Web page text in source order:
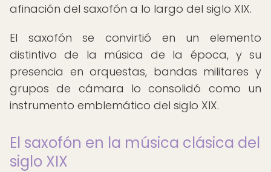
afinación del saxofón a lo largo del siglo XIX.
El saxofón se convirtió en un elemento
distintivo de la música de la época, y su
presencia en orquestas, bandas militares y
grupos de cámara lo consolidó como un
instrumento emblemático del siglo XIX.
El saxofón en la música clásica del
siglo XIX